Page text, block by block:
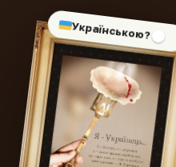
Українською?